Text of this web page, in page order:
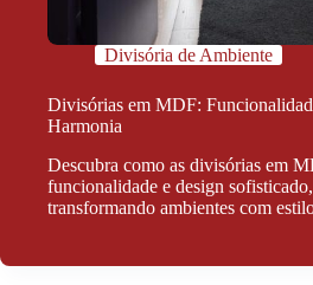
Divisória de Ambiente
Divisórias em MDF:
Harmonia
Descubra como as divisórias em
funcionalidade e design sofisticado,
transformando ambientes com